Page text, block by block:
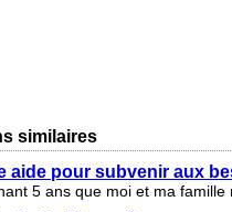
similaires
aide pour subvenir aux
5 ans que moi et ma